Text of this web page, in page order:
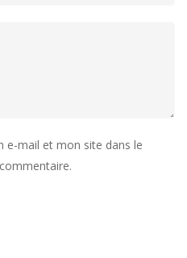
e-mail et mon site dans le